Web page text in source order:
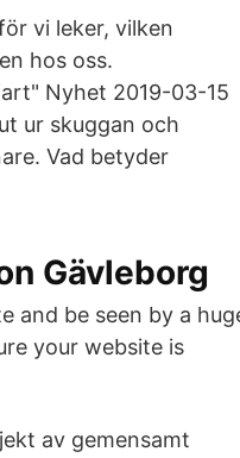
vi leker, vilken
hos oss.
Nyhet 2019-03-15
ur skuggan och
Vad betyder
Gävleborg
and be seen by a
your website is
av gemensamt